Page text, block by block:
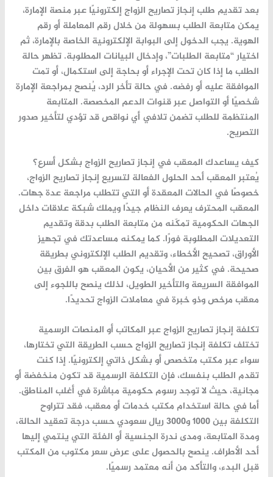
بعد تقديم طلبإنجاز تصاريح الزواجإلكترونيًا عبر منصة الإمارة،
يمكن متابعة الطلب بسهولة من خلال رقم المعاملة أو رقم
الهوية. يجب الدخول إلى البوابة الإلكترونية الخاصة بالإمارة، ثم
اختيار “متابعة الطلبات”، وإدخال البيانات المطلوبة. تظهر حالة
الطلب ما إذا كان تحت الإجراء أو بحاجة إلى استكمال، أو تمت
الموافقة عليه أو رفضه. في حالة تأخر الرد، يُنصح بمراجعة الإمارة
شخصيًا أو التواصل عبر قنوات الدعم المخصصة. المتابعة
المنتظمة للطلب تضمن تلافي أي نواقص قد تؤدي لتأخير صدور
التصريح.
كيف يساعدك المعقب في إنجاز تصاريح الزواج بشكل أسرع؟
يُعتبر المعقب أحد الحلول الفعالة لتسريعإنجاز تصاريح الزواج،
خصوصًا في الحالات المعقدة أو التي تتطلب مراجعة عدة جهات.
المعقب المحترف يعرف النظام جيدًا ويملك شبكة علاقات داخل
الجهات الحكومية تمكّنه من متابعة الطلب بدقة وتقديم
التعديلات المطلوبة فورًا. كما يمكنه مساعدتك في تجهيز
الأوراق، تصحيح الأخطاء، وتقديم الطلب الإلكتروني بطريقة
صحيحة. في كثير من الأحيان، يكون المعقب هو الفرق بين
الموافقة السريعة والتأخير الطويل، لذلك ينصح باللجوء إلى
معقب مرخص وذو خبرة في معاملات الزواج تحديدًا.
تكلفة إنجاز تصاريح الزواج عبر المكاتب أو المنصات الرسمية
تختلف تكلفةإنجاز تصاريح الزواجحسب الطريقة التي تختارها،
سواء عبر مكتب متخصص أو بشكل ذاتي إلكترونيًا. إذا كنت
تقدم الطلب بنفسك، فإن التكلفة الرسمية قد تكون منخفضة أو
مجانية، حيث لا توجد رسوم حكومية مباشرة في أغلب المناطق.
أما في حالة استخدام مكتب خدمات أو معقب، فقد تتراوح
التكلفة بين 1000 و3000 ريال سعودي حسب درجة تعقيد الحالة،
ومدة المتابعة، ومدى ندرة الجنسية أو الفئة التي ينتمي إليها
أحد الأطراف. ينصح بالحصول على عرض سعر مكتوب من المكتب
قبل البدء، والتأكد من أنه معتمد رسميًا.